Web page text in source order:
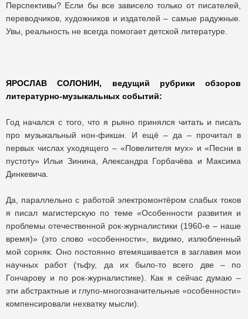
Перспективы? Если бы все зависело только от писателей,
переводчиков, художников и издателей – самые радужные.
Увы, реальность не всегда помогает детской литературе.
ЯРОСЛАВ СОЛОНИН, ведущий рубрики обзоров
литературно-музыкальных событий:
Год начался с того, что я рьяно принялся читать и писать
про музыкальный нон-фикшн. И ещё – да – прочитал в
первых числах уходящего – «Повелителя мух» и «Песни в
пустоту» Ильи Зинина, Александра Горбачёва и Максима
Динкевича.
Да, параллельно с работой электромонтёром слабых токов
я писал магистерскую по теме «Особенности развития и
проблемы отечественной рок-журналистики (1960-е – наше
время)» (это слово «особенности», видимо, излюбленный
мой сорняк. Оно постоянно втемяшивается в заглавия мои
научных работ (тьфу, да их было-то всего две – по
Гончарову и по рок-журналистике). Как я сейчас думаю –
эти абстрактные и глупо-многозначительные «особенности»
компенсировали нехватку мысли).